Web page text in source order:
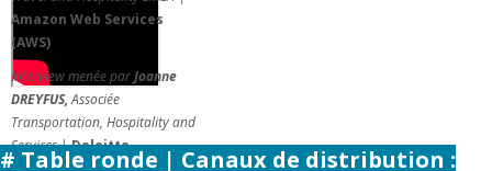
Amazon Web Services
(AWS)
Interview menée parJoanne
DREYFUS,Associée
Transportation, Hospitality and
Services |Deloitte
# Table ronde | Canaux de distribution :